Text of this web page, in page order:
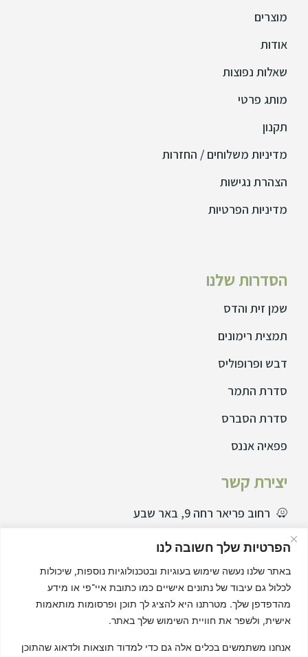
הפרטיות שלך חשובה לנו
באתר שלנו נעשה שימוש בעוגיות ובטכנולוגיות נוספות, שיכולות
לכלול גם עיבוד של נתונים אישיים כמו כתובת איי־פי או מידע
מהדפדפן שלך. מטרתנו היא להציג לך תוכן ופרסומות מותאמות
אישית, ולשפר את חוויית השימוש שלך באתר.
אנחנו משתמשים בכלים אלה גם כדי למדוד תוצאות ולדאוג שהתוכן
יצירת קשר
רחוב פריאר רחה 9, באר שבע
077729995
08-6466555
info@s-schwartz.co.il
שאלות תשובות
הסדרות שלנו
שמן זית והדס
תמצית רימונים
דבש ופרופוליס
סדרת התמר
סדרת הסברס
פפאיה אננס
מוצרים
אודות
שאלות נפוצות
מותג פרטי
תקנון
מדיניות משלוחים / החזרות
הצהרת נגישות
מדיניות הפרטיות